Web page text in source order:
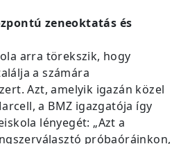
zeneoktatás és
arra törekszik, hogy
a számára
Azt, amelyik igazán közel
a BMZ igazgatója így
lényegét: „Azt a
próbaóráinkon,